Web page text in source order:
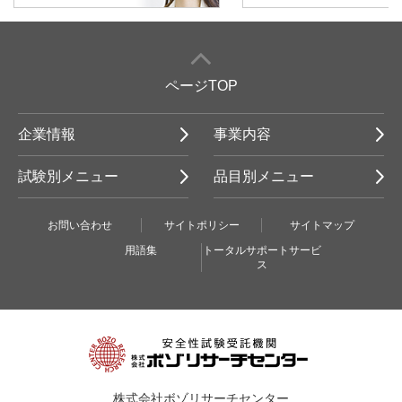
ページTOP
企業情報 事業内容
試験別メニュー 品目別メニュー
お問い合わせ サイトポリシー
サイトマップ
用語集
トータルサポートサービ
ス
株式会社ボゾリサーチセンター